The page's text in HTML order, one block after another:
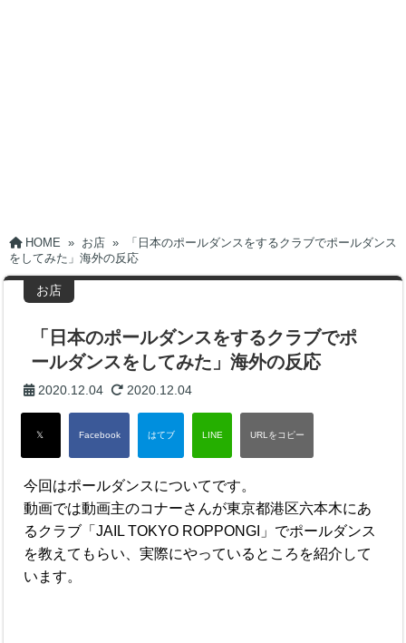
HOME » お店 »
「日本のポールダンスをするクラブでポールダンス
をしてみた」海外の反応
お店
「日本のポールダンスをするクラブでポ
ールダンスをしてみた」海外の反応
2020.12.04 2020.12.04
今回はポールダンスについてです。
動画では動画主のコナーさんが東京都港区六本木にあ
るクラブ「JAIL TOKYO ROPPONGI」でポールダンス
を教えてもらい、実際にやっているところを紹介して
います。